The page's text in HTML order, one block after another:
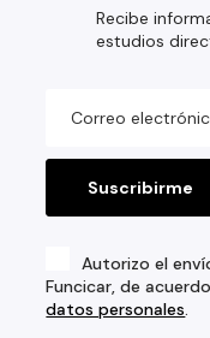
Recibe
estudios
Autorizo el
Funcicar, de
datos personales.